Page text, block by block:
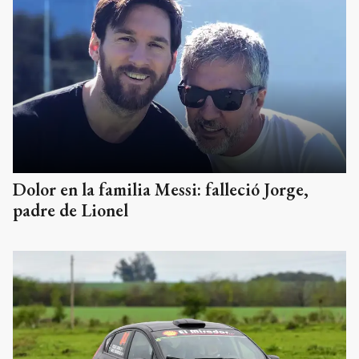
Dolor en la familia Messi: falleció Jorge,
padre de Lionel